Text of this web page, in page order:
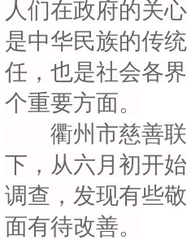
人们在政府的关
是中华民族的传
任，也是社会各
个重要方面。
衢州市慈善联
下，从六月初开
调查，发现有些
面有待改善。